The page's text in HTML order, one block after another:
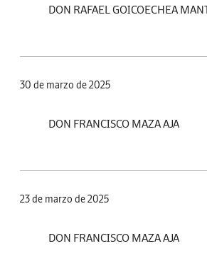
DON RAFAEL GOICOECHEA
30 de marzo de 2025
DON FRANCISCO MAZA AJA
23 de marzo de 2025
DON FRANCISCO MAZA AJA